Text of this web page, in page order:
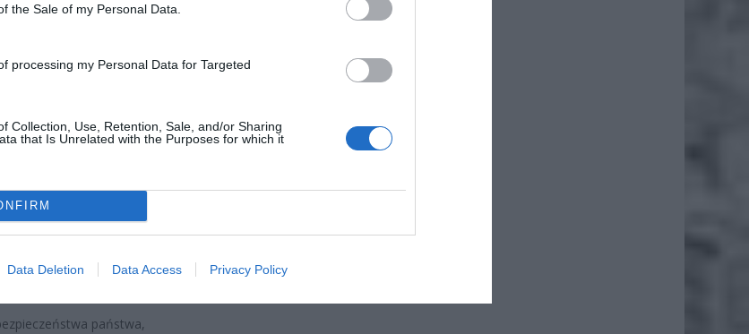
the Sale of my Personal Data.
processing my Personal Data for Targeted
Collection, Use, Retention, Sale, and/or Sharing
that Is Unrelated with the Purposes for which it
Data Deletion Data Access Privacy Policy
hit do kuchni. Air fryer tańszy aż o 150 zł, a to dopiero
milionów polskich rodzin. ZUS wypłacił już 173 mln zł.
można składać
Dowództwa Operacyjnego RSZ, strefa została utrzymana w
państwa,